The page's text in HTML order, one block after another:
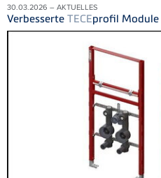
30.03.2026 – AKTUELLES
Verbesserte TECEprofil Module